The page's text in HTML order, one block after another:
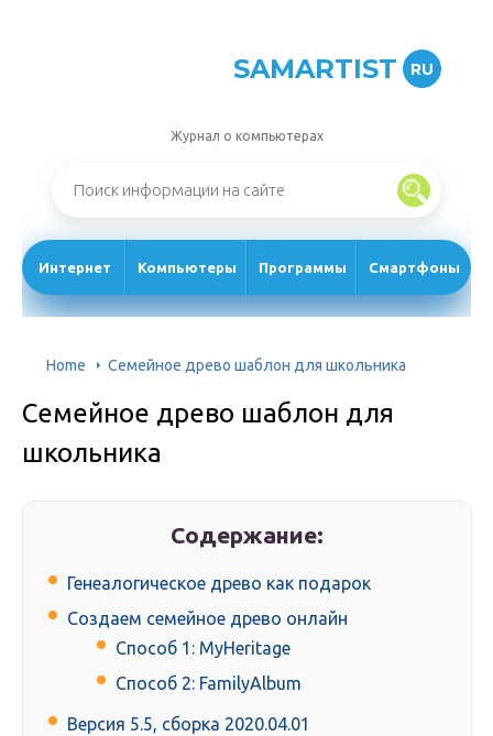
SAMARTIST RU
Журнал о компьютерах
Интернет Компьютеры Программы Смартфоны
Home Семейное древо шаблон для школьника
Семейное древо шаблон для
школьника
Содержание:
Генеалогическое древо как подарок
Создаем семейное древо онлайн
Способ 1: MyHeritage
Способ 2: FamilyAlbum
Версия 5.5, сборка 2020.04.01